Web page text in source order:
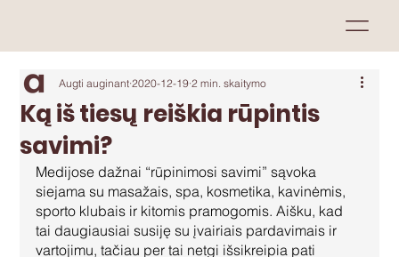
Ką iš tiesų reiškia rūpintis
savimi?
Augti auginant 2020-12-19 2 min. skaitymo
Medijose dažnai “rūpinimosi savimi” sąvoka
siejama su masažais, spa, kosmetika, kavinėmis,
sporto klubais ir kitomis pramogomis. Aišku, kad
tai daugiausiai susiję su įvairiais pardavimais ir
vartojimu, tačiau per tai netgi išsikreipia pati